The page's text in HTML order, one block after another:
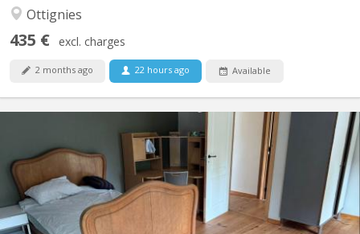
Ottignies
435 € excl. charges
2 months ago 22 hours ago Available
KV 2096
Des places se libèrent dans une colocation de choix à Vieusart !
🔸 Deux maisons mitoyennes (4p + 2p) 🔸 Emplacement
enchanteur à Vieux-Sart, dans le lieu-dit "la Place" 🔸 Cadre
bucolique, propice à de nombreuses balades 🔸 Cour orientée
sud 🔸 Bail annuel renouvelable 🔸 Chaque maison offre...